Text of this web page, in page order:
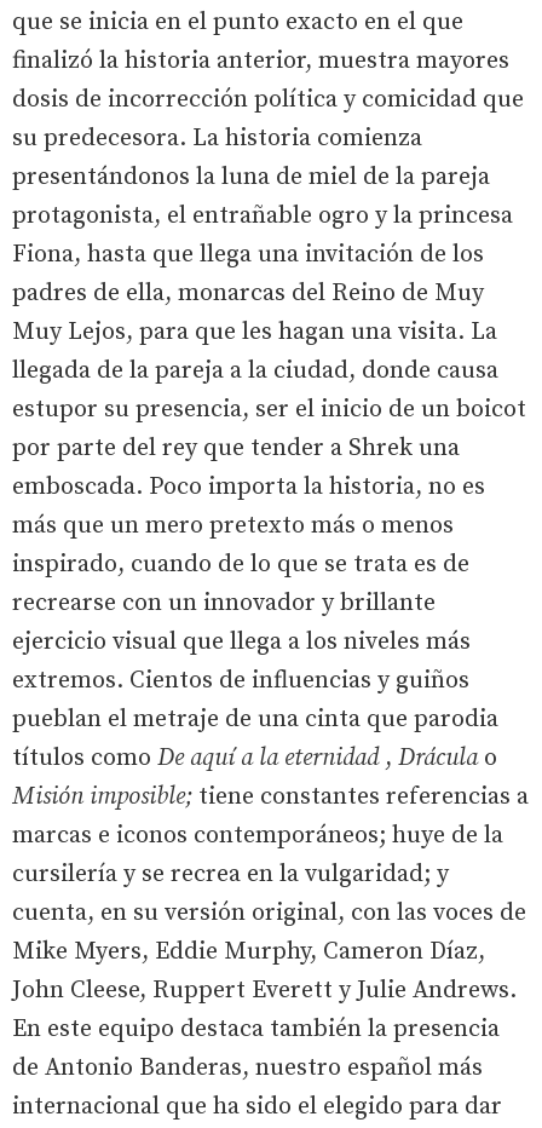
que se inicia en el punto exacto en el que
finalizó la historia anterior, muestra mayores
dosis de incorrección política y comicidad que
su predecesora. La historia comienza
presentándonos la luna de miel de la pareja
protagonista, el entrañable ogro y la princesa
Fiona, hasta que llega una invitación de los
padres de ella, monarcas del Reino de Muy
Muy Lejos, para que les hagan una visita. La
llegada de la pareja a la ciudad, donde causa
estupor su presencia, ser el inicio de un boicot
por parte del rey que tender a Shrek una
emboscada. Poco importa la historia, no es
más que un mero pretexto más o menos
inspirado, cuando de lo que se trata es de
recrearse con un innovador y brillante
ejercicio visual que llega a los niveles más
extremos. Cientos de influencias y guiños
pueblan el metraje de una cinta que parodia
títulos como De aquí a la eternidad, Dráculao
Misión imposible; tiene constantes referencias a
marcas e iconos contemporáneos; huye de la
cursilería y se recrea en la vulgaridad; y
cuenta, en su versión original, con las voces de
Mike Myers, Eddie Murphy, Cameron Díaz,
John Cleese, Ruppert Everett y Julie Andrews.
En este equipo destaca también la presencia
de Antonio Banderas, nuestro español más
internacional que ha sido el elegido para dar